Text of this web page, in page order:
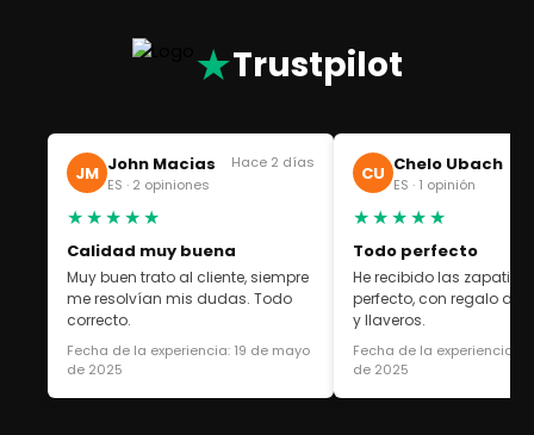
★Trustpilot
JM John Macias
ES · 2 opiniones
Hace 2 días
★★★★★
Calidad muy buena
Muy buen trato al cliente, siempre
me resolvían mis dudas. Todo
correcto.
Fecha de la experiencia: 19 de mayo
de 2025
CU Chelo Ubach
ES · 1 opinión
★★★★★
Todo perfecto
He recibido las
perfecto, con regalo de
y llaveros.
Fecha de la experiencia:
de 2025